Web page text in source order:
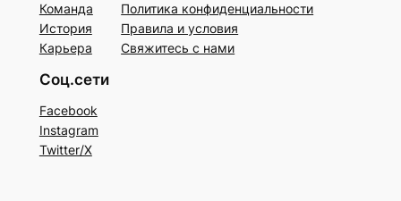
Команда
История
Карьера
Политика конфиденциальности
Правила и условия
Свяжитесь с нами
Соц.сети
Facebook
Instagram
Twitter/X